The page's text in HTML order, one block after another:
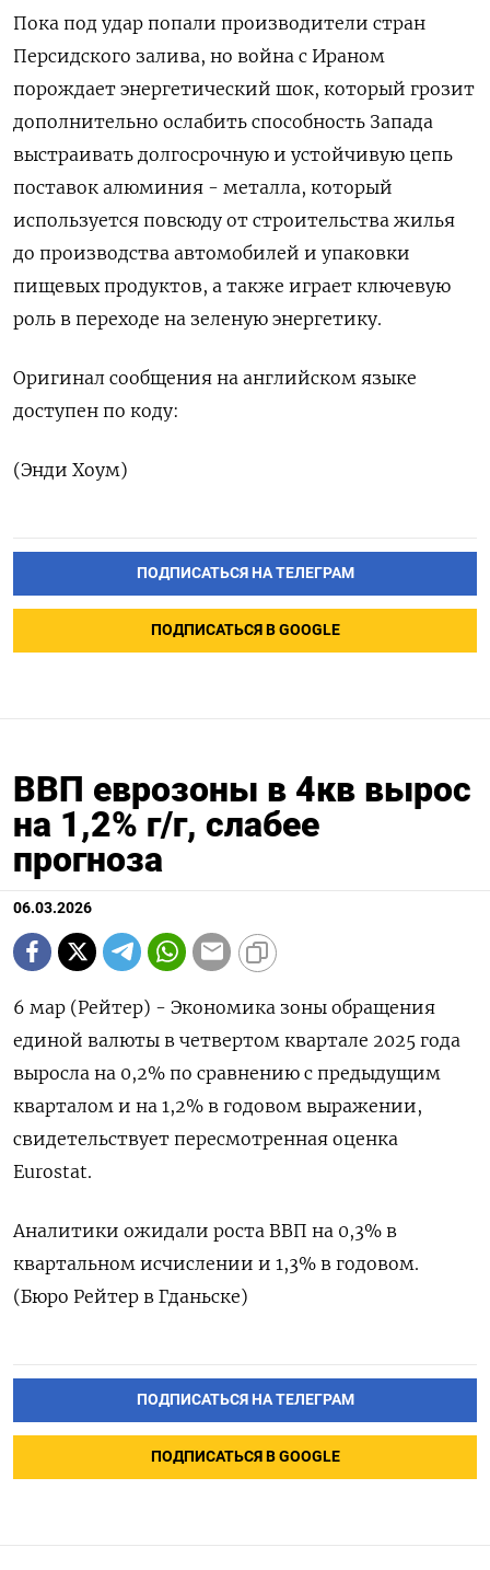
Пока под удар попали производители стран
Персидского залива, но война с Ираном
порождает энергетический шок, который грозит
дополнительно ослабить способность Запада
выстраивать долгосрочную и устойчивую цепь ​
поставок алюминия - металла, который
используется повсюду от строительства жилья
до производства автомобилей и упаковки
пищевых продуктов, а также играет ключевую
‌роль в переходе на зеленую энергетику.
Оригинал сообщения на английском языке
доступен по коду:
(Энди Хоум)
ПОДПИСАТЬСЯ НА ТЕЛЕГРАМ
ПОДПИСАТЬСЯ В GOOGLE
ВВП еврозоны в 4кв вырос
на 1,2% г/г, слабее
прогноза
06.03.2026
6 мар (Рейтер) - Экономика зоны ‌обращения
единой ​валюты в четвертом ​квартале ​2025 ⁠года
‌выросла ‌на 0,2% по ​сравнению ‌с предыдущим ​
кварталом и ‌на 1,2% в ​годовом ​выражении,
свидетельствует ‌пересмотренная оценка ​
Eurostat.
Аналитики ожидали роста ВВП на 0,3% ​в
⁠квартальном исчислении и ‌1,3% ‌в годовом.
(Бюро ​Рейтер в ‌Гданьске)
ПОДПИСАТЬСЯ НА ТЕЛЕГРАМ
ПОДПИСАТЬСЯ В GOOGLE